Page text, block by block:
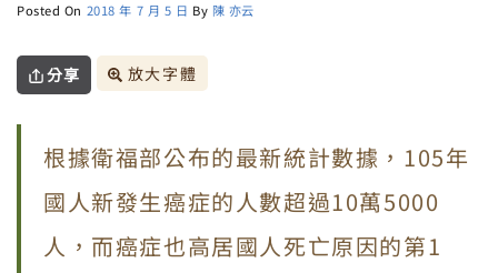
Posted On 2018 年 7 月 5 日 By 陳 亦云
分享 放大字體
根據衛福部公布的最新統計數據，105年
國人新發生癌症的人數超過10萬5000
人，而癌症也高居國人死亡原因的第1